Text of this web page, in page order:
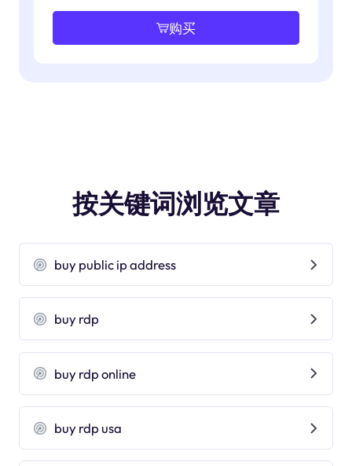
购买
按关键词浏览文章
buy public ip address
buy rdp
buy rdp online
buy rdp usa